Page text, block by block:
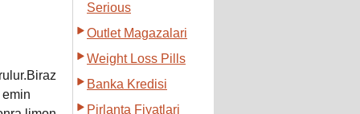
Serious
Outlet Magazalari
Weight Loss Pills
Banka Kredisi
Pirlanta Fiyatlari